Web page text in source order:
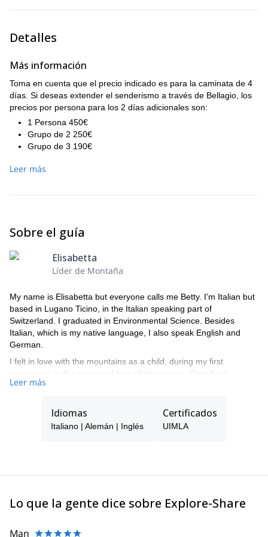
Detalles
Más información
Toma en cuenta que el precio indicado es para la caminata de 4
días. Si deseas extender el senderismo a través de Bellagio, los
precios por persona para los 2 días adicionales son:
1 Persona 450€
Grupo de 2 250€
Grupo de 3 190€
Grupo de 5/7 100€
sábana para pasar las noches en los refugios es obligatoria.
Leer más
Sobre el guía
Elisabetta
Líder de Montaña
My name is Elisabetta but everyone calls me Betty. I'm Italian but
based in Lugano Ticino, in the Italian speaking part of
Switzerland. I graduated in Environmental Science. Besides
Italian, which is my native language, I also speak English and
German.
I felt in love with the mountains as a child, during my first
experience in the snow and tree climbing in my Grandpa's
garden. Now many years have gone by, but my passion is still as
I covered many trails and paths in the Alps as Monviso Ring,
Monte Rosa Trek, Bernina Trek, Altavia n1 Dolomiti...
(Sierra Nevada Mulhacen 3479m), Ireland (Carrantuohill 1.39m &
Since 2010 I’m an UIMLA Mountain Leader now joint to the Swiss
and weekly hiking tours between Como (Italy) and Lugano
Leer más
Idiomas
Italiano | Alemán | Inglés
Certificados
UIMLA
Lo que la gente dice sobre Explore-Share
Man